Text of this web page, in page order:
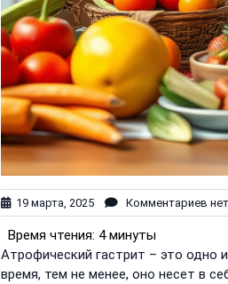
19 марта, 2025 Комментариев нет
Время чтения: 4 минуты
Атрофический гастрит – это одно
время, тем не менее, оно несет в